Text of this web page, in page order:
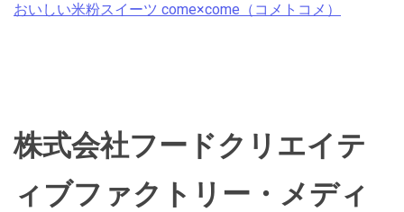
おいしい米粉スイーツ come×come（コメトコメ）
株式会社フードクリエイテ
ィブファクトリー・メディ